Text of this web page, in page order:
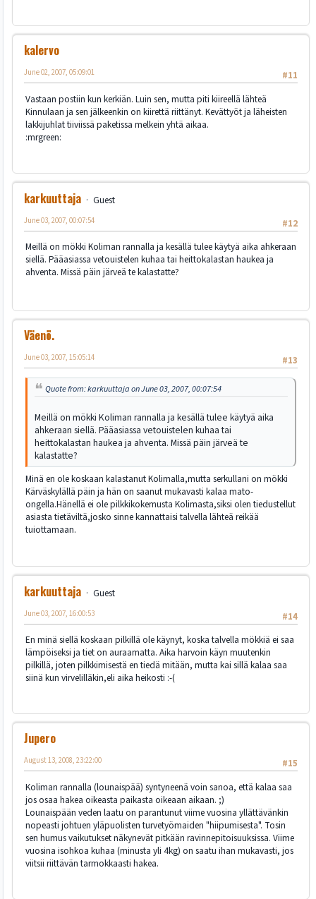
kalervo
#11
June 02, 2007, 05:09:01
Vastaan postiin kun kerkiän. Luin sen, mutta piti kiireellä lähteä
Kinnulaan ja sen jälkeenkin on kiirettä riittänyt. Kevättyöt ja läheisten
lakkijuhlat tiiviissä paketissa melkein yhtä aikaa.
:mrgreen:
karkuuttaja
Guest
#12
June 03, 2007, 00:07:54
Meillä on mökki Koliman rannalla ja kesällä tulee käytyä aika ahkeraan
siellä. Pääasiassa vetouistelen kuhaa tai heittokalastan haukea ja
ahventa. Missä päin järveä te kalastatte?
Väenö.
#13
June 03, 2007, 15:05:14
Quote from: karkuuttaja on June 03, 2007, 00:07:54
Meillä on mökki Koliman rannalla ja kesällä tulee käytyä aika
ahkeraan siellä. Pääasiassa vetouistelen kuhaa tai
heittokalastan haukea ja ahventa. Missä päin järveä te
kalastatte?
Minä en ole koskaan kalastanut Kolimalla,mutta serkullani on mökki
Kärväskylällä päin ja hän on saanut mukavasti kalaa mato-
ongella.Hänellä ei ole pilkkikokemusta Kolimasta,siksi olen tiedustellut
asiasta tietäviltä,josko sinne kannattaisi talvella lähteä reikää
tuiottamaan.
karkuuttaja
Guest
#14
June 03, 2007, 16:00:53
En minä siellä koskaan pilkillä ole käynyt, koska talvella mökkiä ei saa
lämpöiseksi ja tiet on auraamatta. Aika harvoin käyn muutenkin
pilkillä, joten pilkkimisestä en tiedä mitään, mutta kai sillä kalaa saa
siinä kun virvelilläkin,eli aika heikosti :-(
Jupero
#15
August 13, 2008, 23:22:00
Koliman rannalla (lounaispää) syntyneenä voin sanoa, että kalaa saa
jos osaa hakea oikeasta paikasta oikeaan aikaan. ;)
Lounaispään veden laatu on parantunut viime vuosina yllättävänkin
nopeasti johtuen yläpuolisten turvetyömaiden "hiipumisesta". Tosin
sen humus vaikutukset näkynevät pitkään ravinnepitoisuuksissa. Viime
vuosina isohkoa kuhaa (minusta yli 4kg) on saatu ihan mukavasti, jos
viitsii riittävän tarmokkaasti hakea.